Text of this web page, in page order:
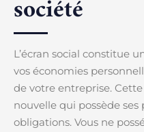
société
L’écran social constitue
vos économies
de votre entreprise.
nouvelle qui possède
obligations. Vous ne